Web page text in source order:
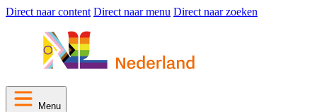
Direct naar content Direct naar menu Direct naar zoeken
Menu